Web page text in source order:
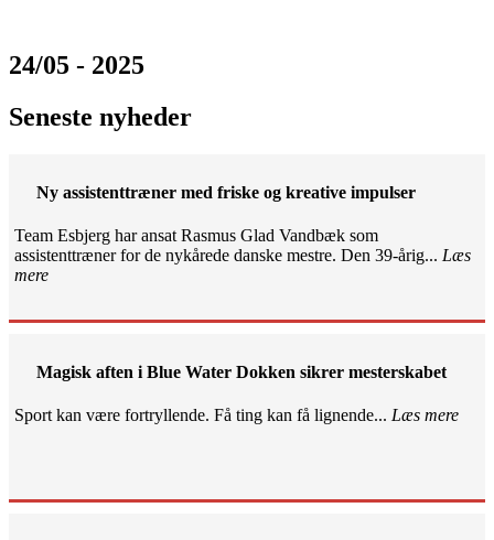
24/05 - 2025
Seneste nyheder
Ny assistenttræner med friske og kreative impulser
Team Esbjerg har ansat Rasmus Glad Vandbæk som
assistenttræner for de nykårede danske mestre. Den 39-årig... Læs
mere
Magisk aften i Blue Water Dokken sikrer mesterskabet
Sport kan være fortryllende. Få ting kan få lignende... Læs mere